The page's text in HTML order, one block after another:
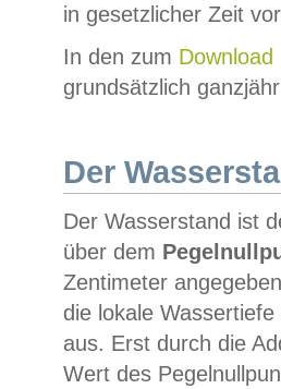
in gesetzlicher Zeit
In den zum Download
grundsätzlich
Der
Der Wasserstand ist
über dem
Zentimeter
die lokale
aus. Erst durch die
Wert des